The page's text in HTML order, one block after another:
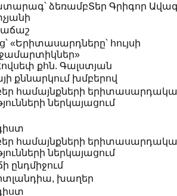
ձեռամբՏեր Գրիգոր Ավագ
«Երիտասարդները՝ հույսի
քհն. Գալստյան
քննարկում խմբերով
համայնքների
ներկայացում
համայնքների
ներկայացում
ընդմիջում
խաղեր